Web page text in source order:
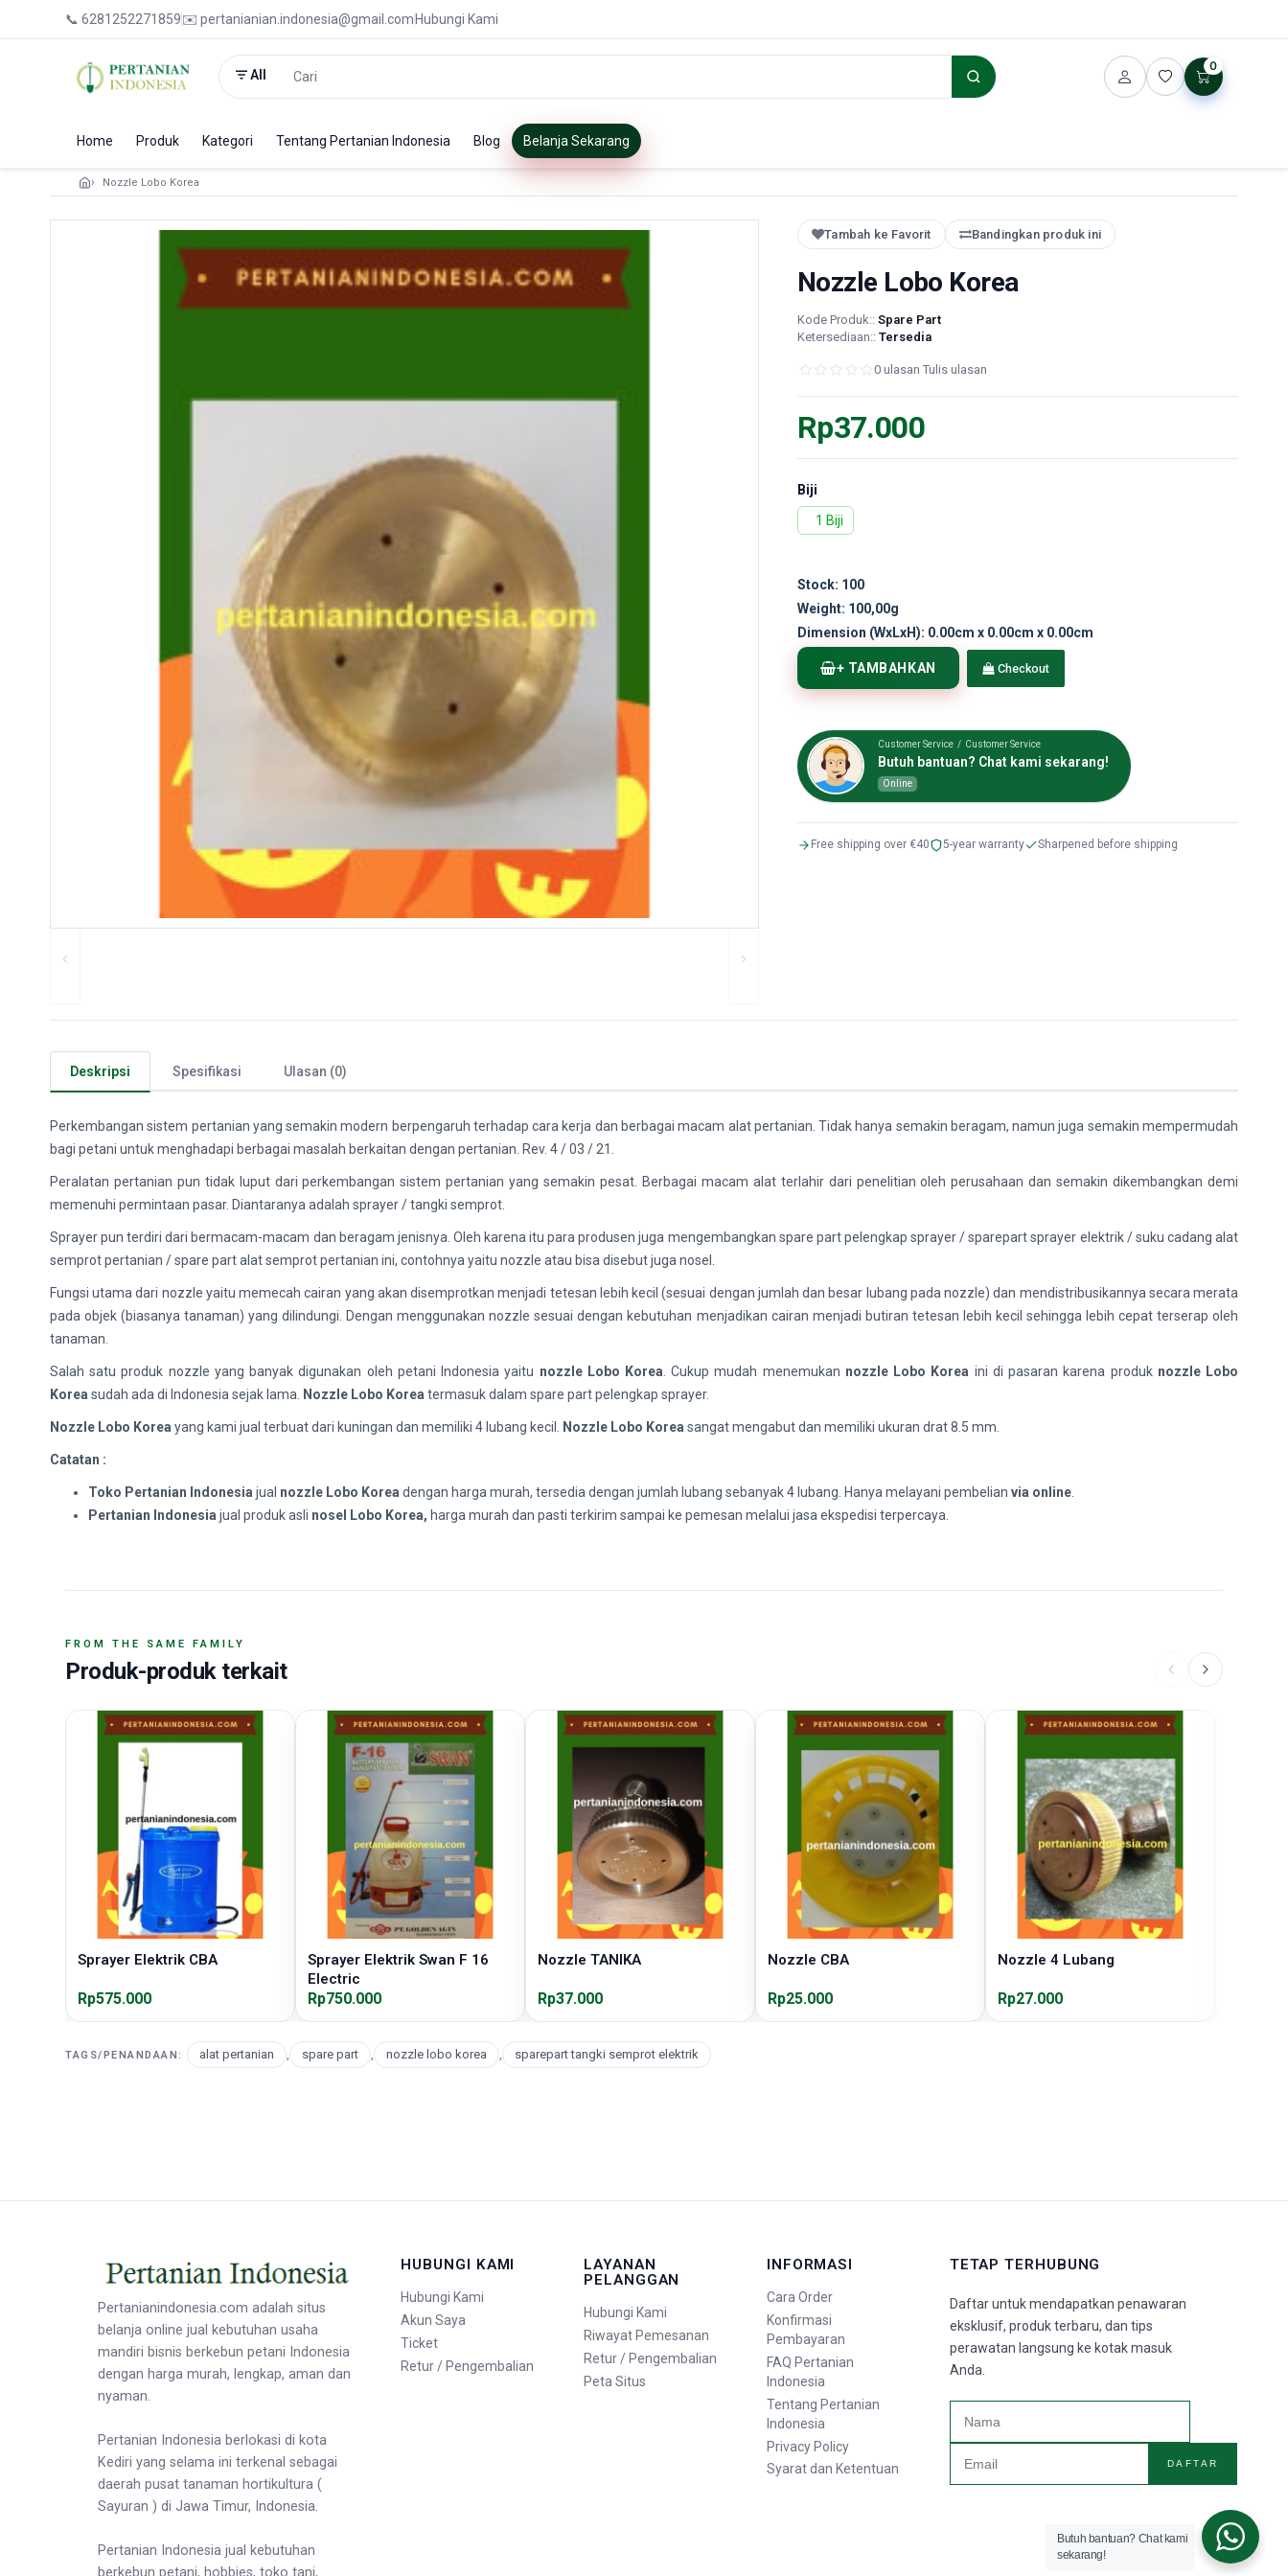
📞 6281252271859✉️ pertanianian.indonesia@gmail.com Hubungi Kami
All
0
Home Produk Kategori Tentang Pertanian Indonesia Blog Belanja Sekarang
Nozzle Lobo Korea
Tambah ke Favorit Bandingkan produk ini
Nozzle Lobo Korea
Kode Produk:: Spare Part
Ketersediaan:: Tersedia
0 ulasan Tulis ulasan
Rp37.000
Biji
1 Biji
Stock: 100
Weight: 100,00g
Dimension (WxLxH): 0.00cm x 0.00cm x 0.00cm
+ TAMBAHKAN Checkout
Customer Service / Customer Service
Butuh bantuan? Chat kami sekarang!
Online
Free shipping over €40 5-year warranty Sharpened before shipping
Deskripsi Spesifikasi Ulasan (0)
Perkembangan sistem pertanian yang semakin modern berpengaruh terhadap cara kerja dan berbagai macam alat pertanian. Tidak hanya semakin beragam, namun juga semakin mempermudah
bagi petani untuk menghadapi berbagai masalah berkaitan dengan pertanian. Rev. 4 / 03 / 21.
Peralatan pertanian pun tidak luput dari perkembangan sistem pertanian yang semakin pesat. Berbagai macam alat terlahir dari penelitian oleh perusahaan dan semakin dikembangkan demi
memenuhi permintaan pasar. Diantaranya adalah sprayer / tangki semprot.
Sprayer pun terdiri dari bermacam-macam dan beragam jenisnya. Oleh karena itu para produsen juga mengembangkan spare part pelengkap sprayer / sparepart sprayer elektrik / suku cadang alat
semprot pertanian / spare part alat semprot pertanian ini, contohnya yaitu nozzle atau bisa disebut juga nosel.
Fungsi utama dari nozzle yaitu memecah cairan yang akan disemprotkan menjadi tetesan lebih kecil (sesuai dengan jumlah dan besar lubang pada nozzle) dan mendistribusikannya secara merata
pada objek (biasanya tanaman) yang dilindungi. Dengan menggunakan nozzle sesuai dengan kebutuhan menjadikan cairan menjadi butiran tetesan lebih kecil sehingga lebih cepat terserap oleh
tanaman.
Salah satu produk nozzle yang banyak digunakan oleh petani Indonesia yaitu nozzle Lobo Korea . Cukup mudah menemukan nozzle Lobo Korea ini di pasaran karena produk nozzle Lobo
Korea sudah ada di Indonesia sejak lama. Nozzle Lobo Korea termasuk dalam spare part pelengkap sprayer.
Nozzle Lobo Korea yang kami jual terbuat dari kuningan dan memiliki 4 lubang kecil. Nozzle Lobo Korea sangat mengabut dan memiliki ukuran drat 8.5 mm.
Catatan :
Toko Pertanian Indonesia jual nozzle Lobo Korea dengan harga murah, tersedia dengan jumlah lubang sebanyak 4 lubang. Hanya melayani pembelian via online
Pertanian Indonesia jual produk asli nosel Lobo Korea, harga murah dan pasti terkirim sampai ke pemesan melalui jasa ekspedisi terpercaya.
FROM THE SAME FAMILY
Produk-produk terkait
Sprayer Elektrik CBA
Rp575.000
Sprayer Elektrik Swan F 16
Electric
Rp750.000
Nozzle TANIKA
Rp37.000
Nozzle CBA
Rp25.000
Nozzle 4 Lubang
Rp27.000
TAGS/PENANDAAN: alat pertanian , spare part , nozzle lobo korea , sparepart tangki semprot elektrik
Pertanianindonesia.com adalah situs
belanja online jual kebutuhan usaha
mandiri bisnis berkebun petani Indonesia
dengan harga murah, lengkap, aman dan
nyaman.
Pertanian Indonesia berlokasi di kota
Kediri yang selama ini terkenal sebagai
daerah pusat tanaman hortikultura (
Sayuran ) di Jawa Timur, Indonesia.
Pertanian Indonesia jual kebutuhan
berkebun petani, hobbies, toko tani,
HUBUNGI KAMI
Hubungi Kami
Akun Saya
Ticket
Retur / Pengembalian
LAYANAN
PELANGGAN
Hubungi Kami
Riwayat Pemesanan
Retur / Pengembalian
Peta Situs
INFORMASI
Cara Order
Konfirmasi
Pembayaran
FAQ Pertanian
Indonesia
Tentang Pertanian
Indonesia
Privacy Policy
Syarat dan Ketentuan
TETAP TERHUBUNG
Daftar untuk mendapatkan penawaran
eksklusif, produk terbaru, dan tips
perawatan langsung ke kotak masuk
Anda.
DAFTAR
Butuh bantuan? Chat kami
sekarang!